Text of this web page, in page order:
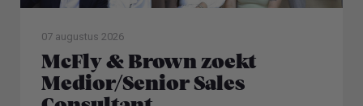
07 augustus 2026
McFly & Brown zoekt
Medior/Senior Sales